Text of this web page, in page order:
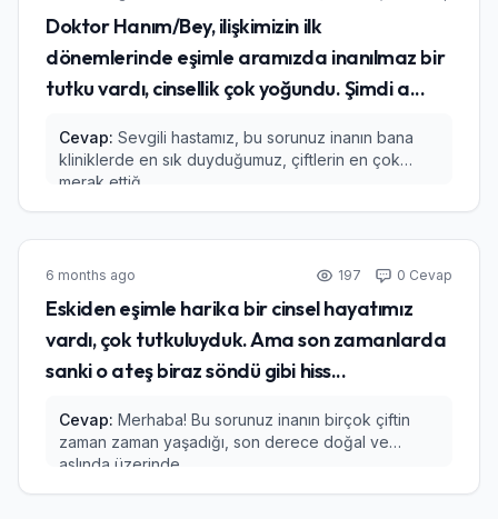
Doktor Hanım/Bey, ilişkimizin ilk
dönemlerinde eşimle aramızda inanılmaz bir
tutku vardı, cinsellik çok yoğundu. Şimdi a...
Cevap: Sevgili hastamız, bu sorunuz inanın bana
kliniklerde en sık duyduğumuz, çiftlerin en çok
merak ettiğ...
6 months ago 197 0 Cevap
Eskiden eşimle harika bir cinsel hayatımız
vardı, çok tutkuluyduk. Ama son zamanlarda
sanki o ateş biraz söndü gibi hiss...
Cevap: Merhaba! Bu sorunuz inanın birçok çiftin
zaman zaman yaşadığı, son derece doğal ve
aslında üzerinde...